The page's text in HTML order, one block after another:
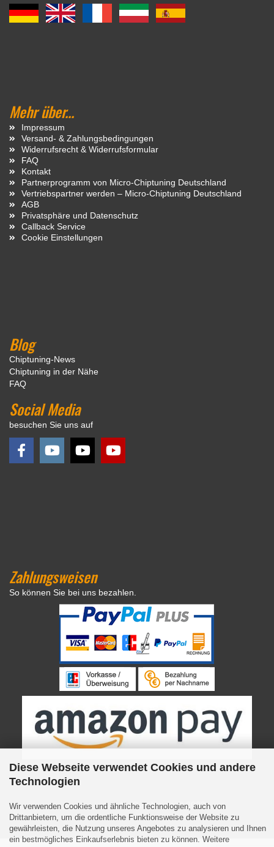
Diese Webseite verwendet Cookies und andere
Technologien
Wir verwenden Cookies und ähnliche Technologien, auch von
Drittanbietern, um die ordentliche Funktionsweise der Website zu
gewährleisten, die Nutzung unseres Angebotes zu analysieren und Ihnen
ein bestmögliches Einkaufserlebnis bieten zu können. Weitere
Mehr über...
Impressum
Versand- & Zahlungsbedingungen
Widerrufsrecht & Widerrufsformular
FAQ
Kontakt
Partnerprogramm von Micro-Chiptuning Deutschland
Vertriebspartner werden – Micro-Chiptuning Deutschland
AGB
Privatsphäre und Datenschutz
Callback Service
Cookie Einstellungen
Blog
Chiptuning-News
Chiptuning in der Nähe
FAQ
Social Media
besuchen Sie uns auf
Zahlungsweisen
So können Sie bei uns bezahlen.
Internetshopby Gambio.de © 2023